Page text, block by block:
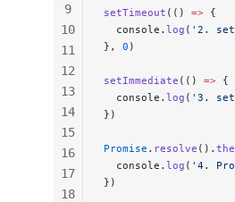
setTimeout (() => {
  console.
log ( '2.
}, 0 )
setImmediate (() => {
  console.
log ( '3.
})
Promise . resolve ().
  console.
log ( '4.
})
9
10
11
12
13
14
15
16
17
18